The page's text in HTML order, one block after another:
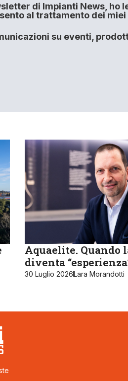
di Impianti News, ho
al trattamento dei
su eventi,
Aquaelite. Quando
diventa
30 Luglio 2026Lara Morandotti